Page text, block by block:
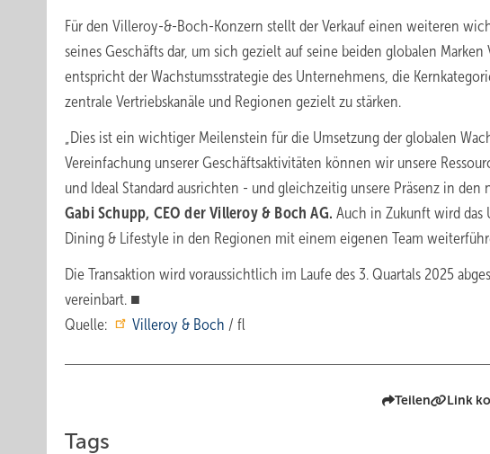
Für den Villeroy-&-Boch-Konzern stellt der Verkauf einen weiteren
seines Geschäfts dar, um sich gezielt auf seine beiden globalen
entspricht der Wachstumsstrategie des Unternehmens, die
zentrale Vertriebskanäle und Regionen gezielt zu stärken.
„Dies ist ein wichtiger Meilenstein für die Umsetzung der globalen
Vereinfachung unserer Geschäftsaktivitäten können wir unsere
und Ideal Standard ausrichten - und gleichzeitig unsere Präsenz in
Gabi Schupp, CEO der Villeroy & Boch AG. Auch in Zukunft wird das
Dining & Lifestyle in den Regionen mit einem eigenen Team
Die Transaktion wird voraussichtlich im Laufe des 3. Quartals 2025
vereinbart. ■
Quelle:
Villeroy & Boch / fl
Teilen Link
Tags